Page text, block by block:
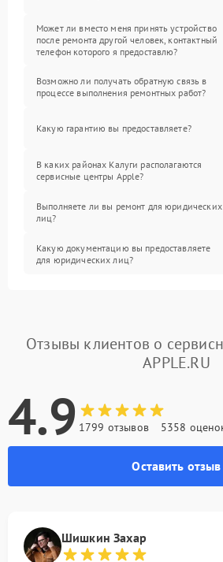
Может ли вместо меня принять устройство
после ремонта другой человек, контактный
телефон которого я предоставлю?
Возможно ли получать обратную связь в
процессе выполнения ремонтных работ?
Какую гарантию вы предоставляете?
В каких районах Калуги располагаются
сервисные центры Apple?
Выполняете ли вы ремонт для юридических
лиц?
Какую документацию вы предоставляете
для юридических лиц?
Отзывы клиентов о
APPLE.RU
4.9 1799 отзывов 5358
Оставить отзыв
Шишкин Захар